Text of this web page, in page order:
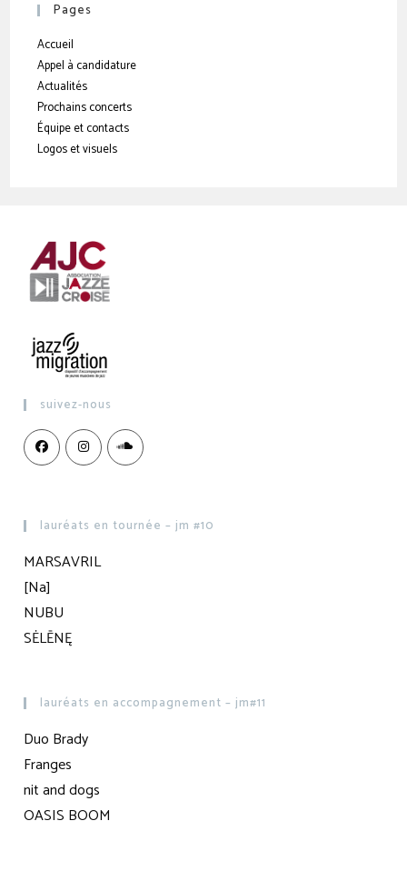
Pages
Accueil
Appel à candidature
Actualités
Prochains concerts
Équipe et contacts
Logos et visuels
suivez-nous
lauréats en tournée – jm #10
MARSAVRIL
[Na]
NUBU
SĖLĒNĘ
lauréats en accompagnement – jm#11
Duo Brady
Franges
nit and dogs
OASIS BOOM